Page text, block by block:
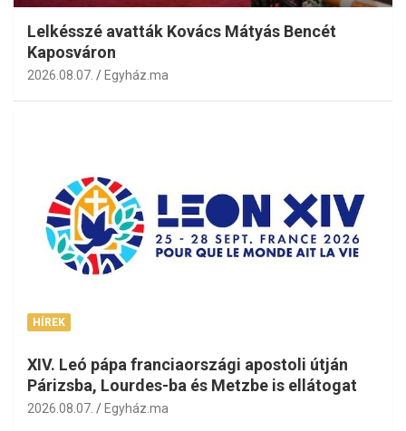
Lelkésszé avatták Kovács Mátyás Bencét
Kaposváron
2026.08.07. Egyház.ma
HÍREK
XIV. Leó pápa franciaországi apostoli útján
Párizsba, Lourdes-ba és Metzbe is ellátogat
2026.08.07. Egyház.ma